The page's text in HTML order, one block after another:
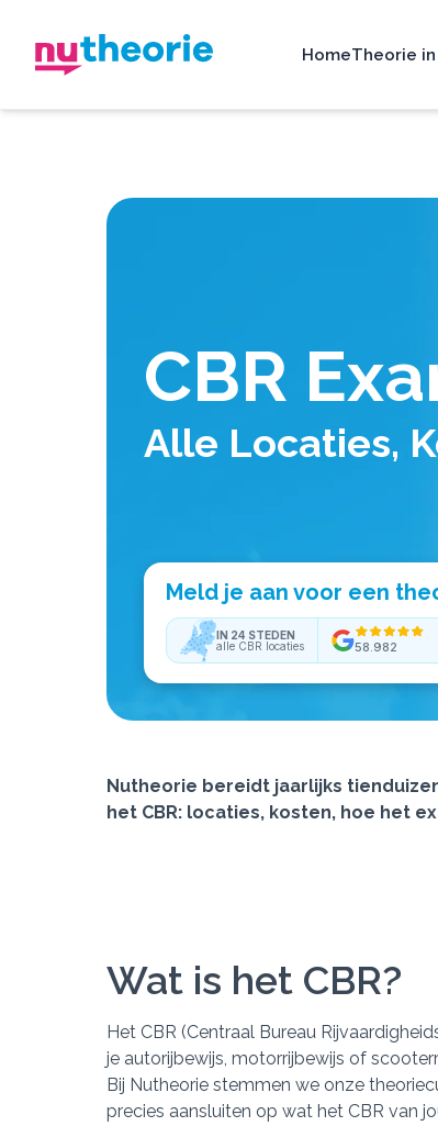
HomeTheorie in
CBR
Alle Locaties,
Meld je aan voor een
IN 24 STEDEN
alle CBR locaties
58.982
Nutheorie bereidt jaarlijks
het CBR: locaties, kosten, hoe het
Wat is het CBR?
Het CBR (Centraal Bureau
je autorijbewijs, motorrijbewijs of
Bij Nutheorie stemmen we onze
precies aansluiten op wat het CBR van